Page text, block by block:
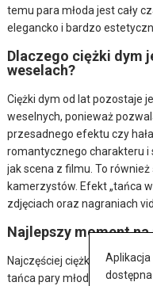
temu para młoda jest cały
elegancko i bardzo
Dlaczego ciężki dym
weselach?
Ciężki dym od lat pozostaje
weselnych, ponieważ
przesadnego efektu czy
romantycznego charakteru i
jak scena z filmu. To
kamerzystów. Efekt „tańca
zdjęciach oraz nagraniach
Najlepszy moment
Najczęściej ciężki dym
tańca pary młodej. To
Aplikacja
dostępna